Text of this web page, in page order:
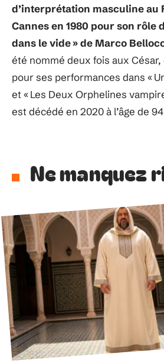
d’interprétation masculine au
Cannes en 1980 pour son rôle
dans le vide » de Marco
été nommé deux fois aux César,
pour ses performances dans «
et « Les Deux Orphelines
est décédé en 2020 à l’âge de
Ne manquez